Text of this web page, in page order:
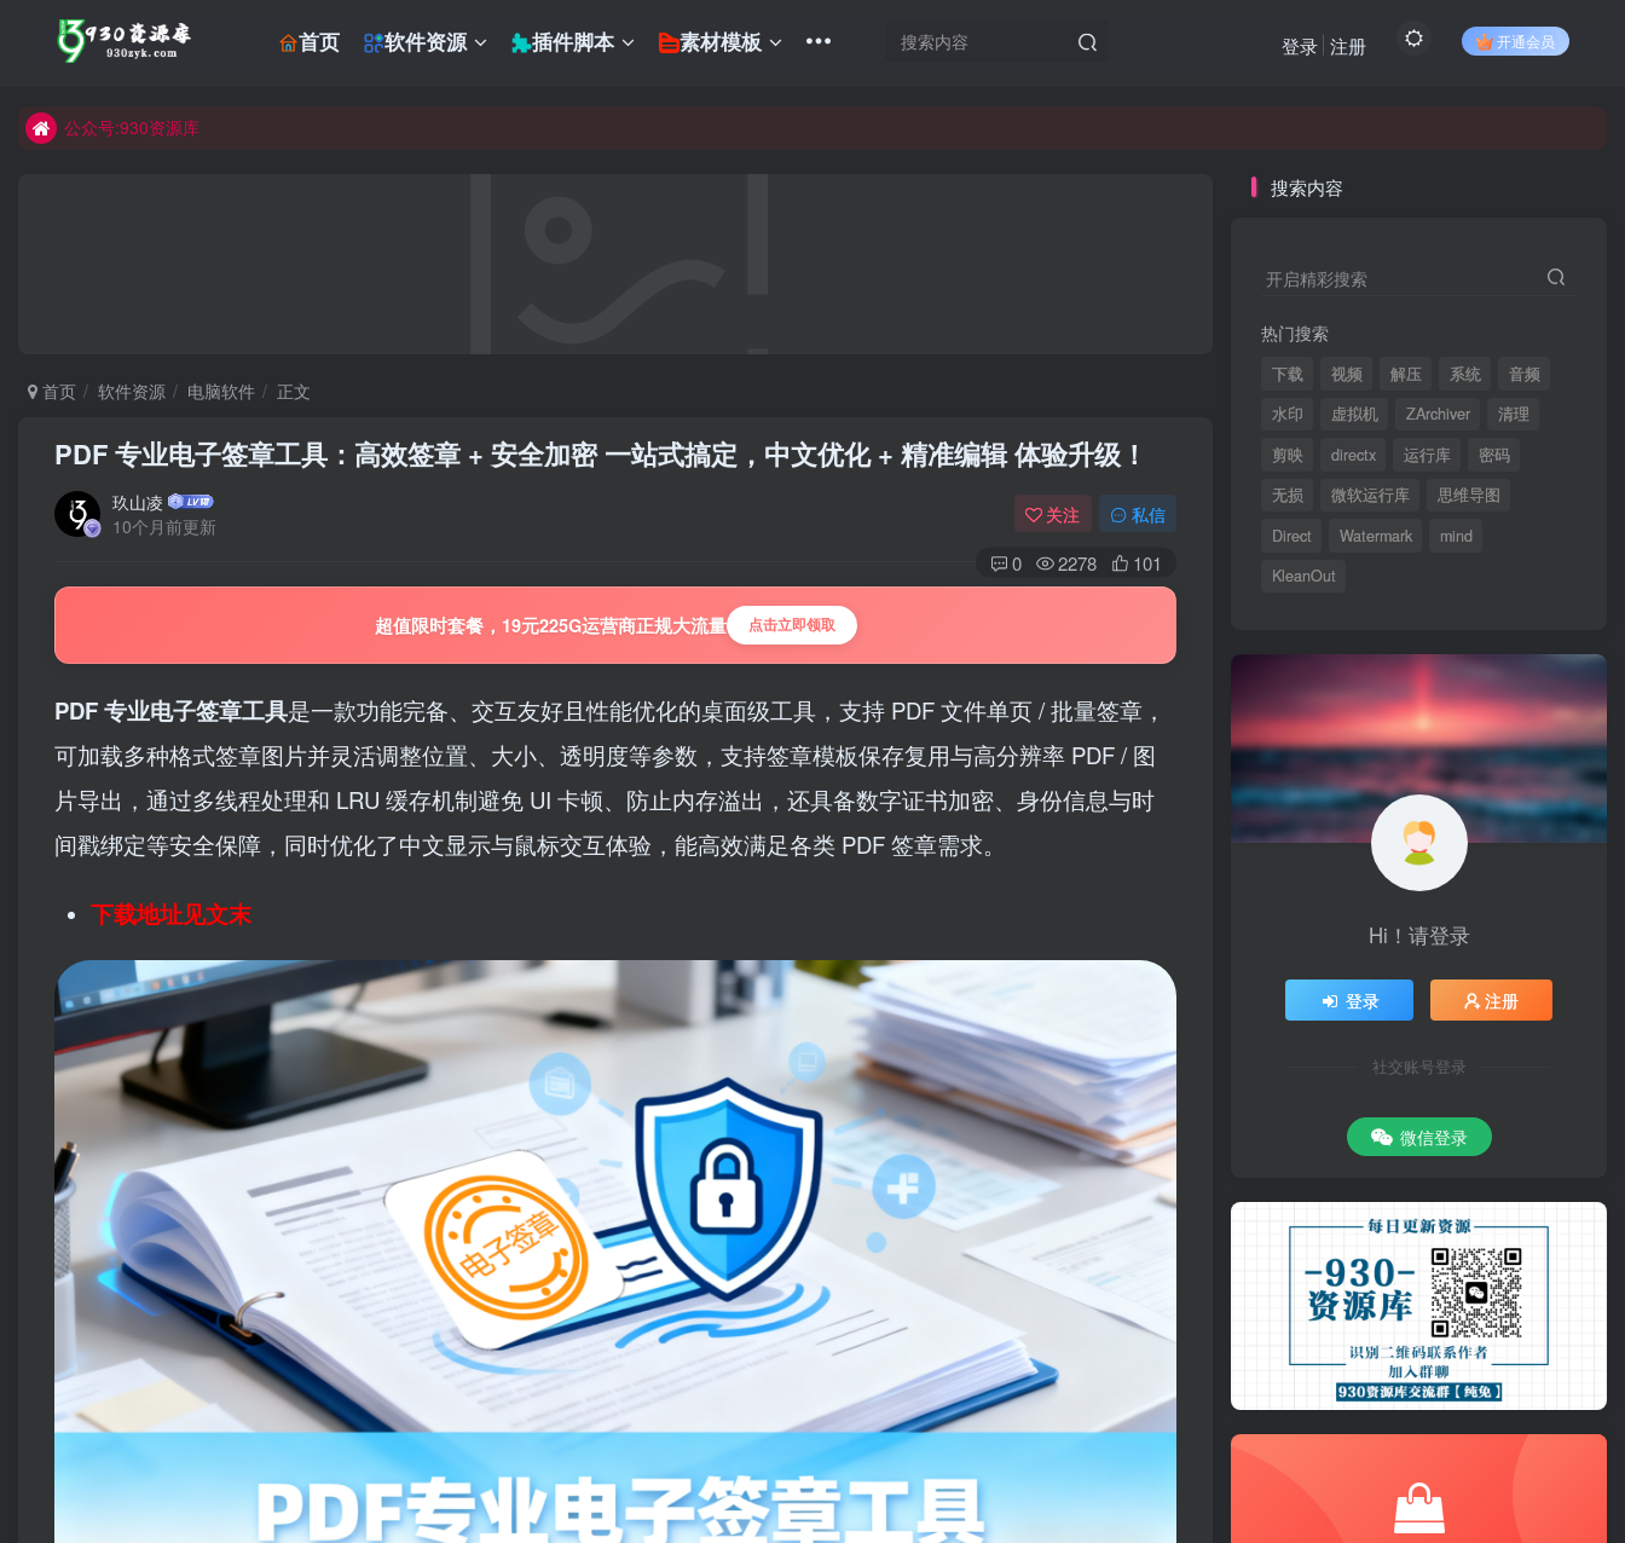
首页 软件资源 插件脚本 素材模板 开通会员
登录 注册
公众号:930资源库
首页 软件资源 电脑软件 正文
PDF 专业电子签章工具：高效签章 + 安全加密 一站式搞定，中文优化 + 精准编辑 体验升级！
玖山凌
10个月前更新
关注 私信
0 2278 101
超值限时套餐，19元225G运营商正规大流量 点击立即领取
PDF 专业电子签章工具是一款功能完备、交互友好且性能优化的桌面级工具，支持 PDF 文件单页 / 批量签章，
可加载多种格式签章图片并灵活调整位置、大小、透明度等参数，支持签章模板保存复用与高分辨率 PDF / 图
片导出，通过多线程处理和 LRU 缓存机制避免 UI 卡顿、防止内存溢出，还具备数字证书加密、身份信息与时
间戳绑定等安全保障，同时优化了中文显示与鼠标交互体验，能高效满足各类 PDF 签章需求。
下载地址见文末
搜索内容
开启精彩搜索
热门搜索
下载 视频 解压 系统
音频
水印
虚拟机 ZArchiver
清理
剪映
directx 运行库
密码
无损
微软运行库
思维导图
Direct
Watermark
mind
KleanOut
Hi！请登录
登录 注册
社交账号登录
微信登录